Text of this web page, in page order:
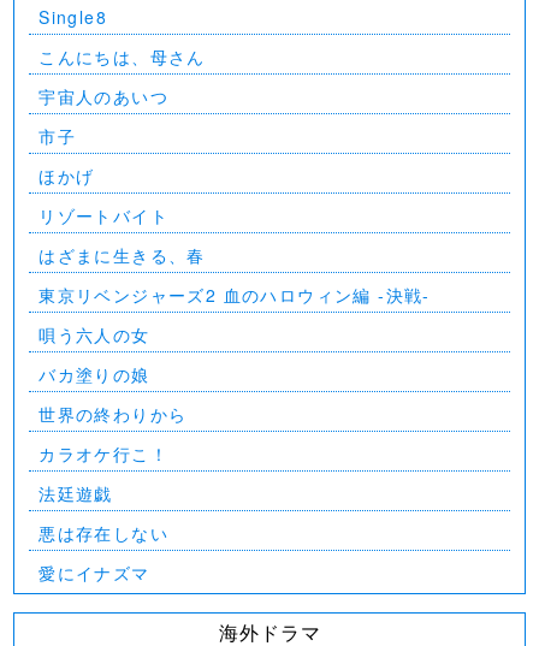
Single8
こんにちは、母さん
宇宙人のあいつ
市子
ほかげ
リゾートバイト
はざまに生きる、春
東京リベンジャーズ2 血のハロウィン編 -決戦-
唄う六人の女
バカ塗りの娘
世界の終わりから
カラオケ行こ！
法廷遊戯
悪は存在しない
愛にイナズマ
海外ドラマ